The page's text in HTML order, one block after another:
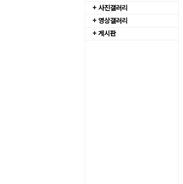
+ 사진갤러리
+ 영상갤러리
+ 게시판